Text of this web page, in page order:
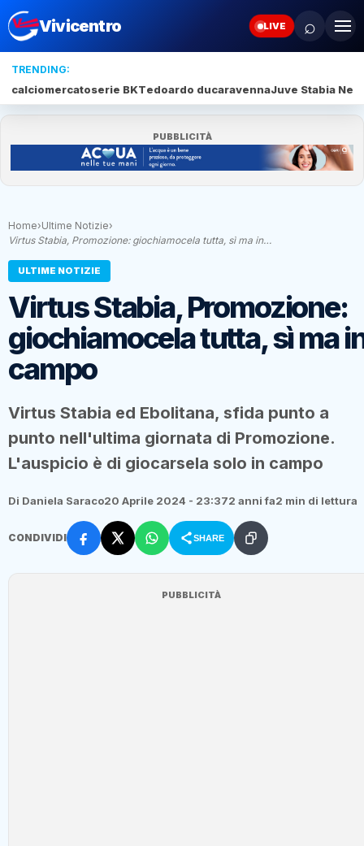
Vivicentro LIVE ⌕
TRENDING:
calciomercatoserie BKTedoardo ducaravennaJuve Stabia
PUBBLICITÀ
Home›Ultime Notizie›
Virtus Stabia, Promozione: giochiamocela tutta, sì ma in…
ULTIME NOTIZIE
Virtus Stabia, Promozione:
giochiamocela tutta, sì ma
campo
Virtus Stabia ed Ebolitana, sfida punto a
punto nell'ultima giornata di Promozione.
L'auspicio è di giocarsela solo in campo
Di Daniela Saraco20 Aprile 2024 - 23:372 anni fa2 min di lettura
CONDIVIDI SHARE
PUBBLICITÀ